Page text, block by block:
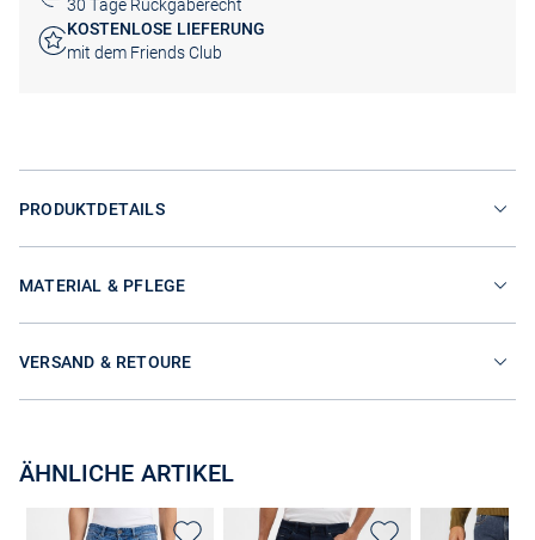
30 Tage Rückgaberecht
KOSTENLOSE LIEFERUNG
mit dem Friends Club
PRODUKTDETAILS
MATERIAL & PFLEGE
VERSAND & RETOURE
ÄHNLICHE ARTIKEL